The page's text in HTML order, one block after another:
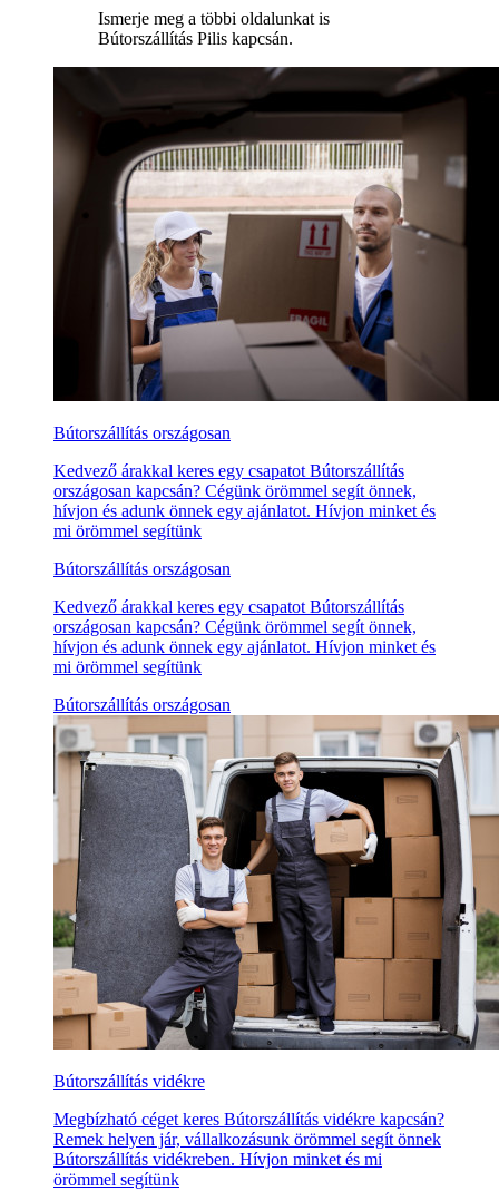
Ismerje meg a többi oldalunkat is
Bútorszállítás Pilis kapcsán.
Bútorszállítás országosan
Kedvező árakkal keres egy csapatot Bútorszállítás
országosan kapcsán? Cégünk örömmel segít önnek,
hívjon és adunk önnek egy ajánlatot. Hívjon minket és
mi örömmel segítünk
Bútorszállítás országosan
Kedvező árakkal keres egy csapatot Bútorszállítás
országosan kapcsán? Cégünk örömmel segít önnek,
hívjon és adunk önnek egy ajánlatot. Hívjon minket és
mi örömmel segítünk
Bútorszállítás országosan
Bútorszállítás vidékre
Megbízható céget keres Bútorszállítás vidékre kapcsán?
Remek helyen jár, vállalkozásunk örömmel segít önnek
Bútorszállítás vidékreben. Hívjon minket és mi
örömmel segítünk